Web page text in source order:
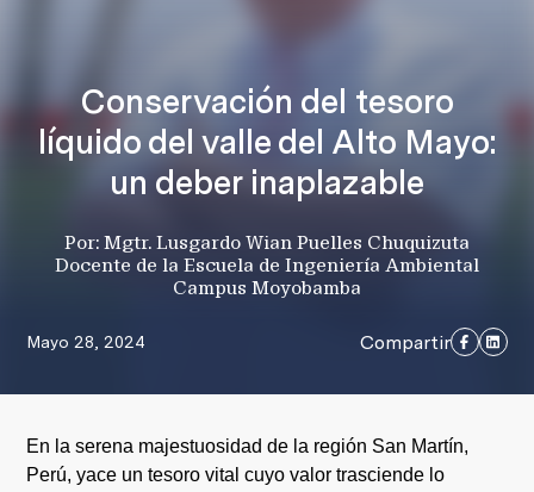
Conservación del tesoro
líquido del valle del Alto Mayo:
un deber inaplazable
Por: Mgtr. Lusgardo Wian Puelles Chuquizuta
Docente de la Escuela de Ingeniería Ambiental
Campus Moyobamba
Mayo 28, 2024 Compartir
En la serena majestuosidad de la región San Martín,
Perú, yace un tesoro vital cuyo valor trasciende lo